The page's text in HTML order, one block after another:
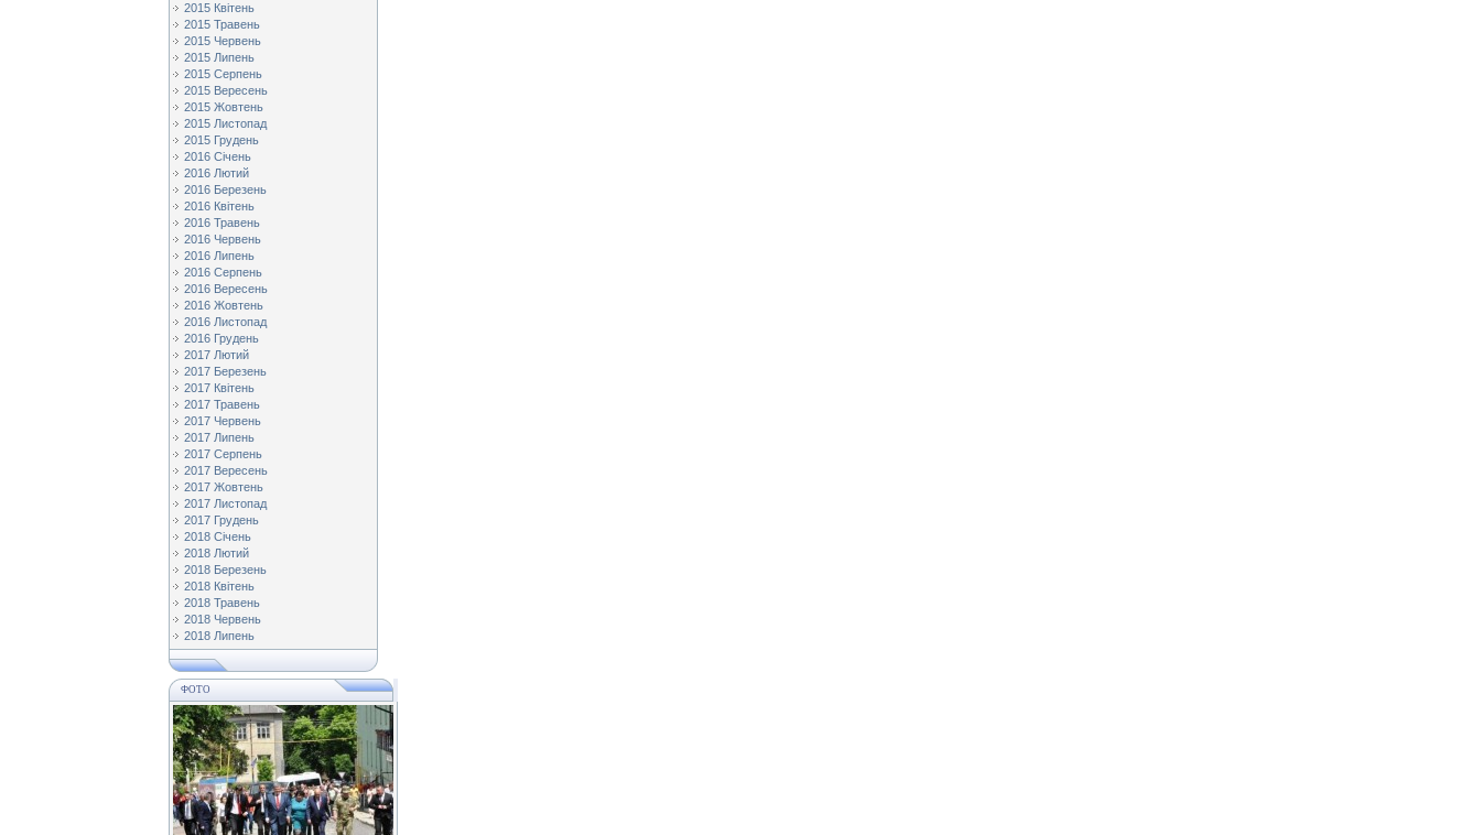
2015 Квітень
2015 Травень
2015 Червень
2015 Липень
2015 Серпень
2015 Вересень
2015 Жовтень
2015 Листопад
2015 Грудень
2016 Січень
2016 Лютий
2016 Березень
2016 Квітень
2016 Травень
2016 Червень
2016 Липень
2016 Серпень
2016 Вересень
2016 Жовтень
2016 Листопад
2016 Грудень
2017 Лютий
2017 Березень
2017 Квітень
2017 Травень
2017 Червень
2017 Липень
2017 Серпень
2017 Вересень
2017 Жовтень
2017 Листопад
2017 Грудень
2018 Січень
2018 Лютий
2018 Березень
2018 Квітень
2018 Травень
2018 Червень
2018 Липень
ФОТО